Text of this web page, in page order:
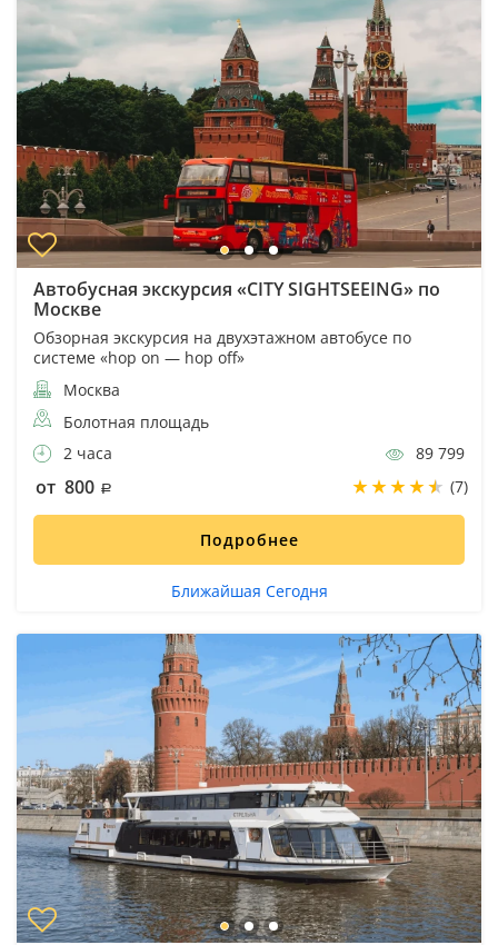
Автобусная экскурсия «CITY SIGHTSEEING» по
Москве
Обзорная экскурсия на двухэтажном автобусе по
системе «hop on — hop off»
Москва
Болотная площадь
2 часа
89 799
от 800 (7)
Подробнее
Ближайшая Сегодня